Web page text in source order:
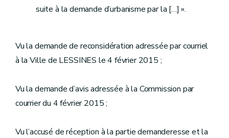
suite à la demande d’urbanisme par la […] ».
Vu la demande de reconsidération adressée par courriel
à la Ville de LESSINES le 4 février 2015 ;
Vu la demande d’avis adressée à la Commission par
courrier du 4 février 2015 ;
Vu l’accusé de réception à la partie demanderesse et la